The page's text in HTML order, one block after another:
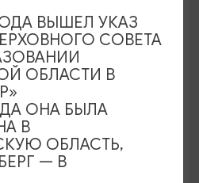
дня в
центре
СБ 12:00, 13:00
выставочный центр г.
ВЫШЕЛ УКАЗ
СОВЕТА
ОБЛАСТИ В
ОНА БЫЛА
В
ОБЛАСТЬ,
— В